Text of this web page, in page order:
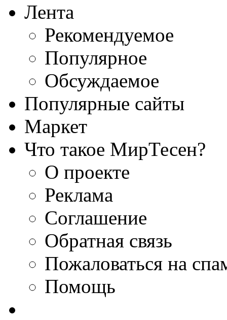
Лента
Рекомендуемое
Популярное
Обсуждаемое
Популярные сайты
Маркет
Что такое МирТесен?
О проекте
Реклама
Соглашение
Обратная связь
Пожаловаться на
Помощь